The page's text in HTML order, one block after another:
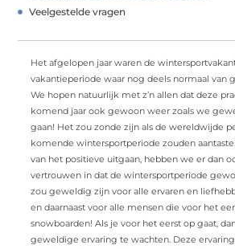
Veelgestelde vragen
Het afgelopen jaar waren de
vakantieperiode waar nog deels normaal van
We hopen natuurlijk met z’n allen dat deze
komend jaar ook gewoon weer zoals we
gaan! Het zou zonde zijn als de wereldwijde
komende wintersportperiode zouden
van het positieve uitgaan, hebben we er dan
vertrouwen in dat de wintersportperiode
zou geweldig zijn voor alle ervaren en
en daarnaast voor alle mensen die voor het
snowboarden! Als je voor het eerst op gaat,
geweldige ervaring te wachten. Deze